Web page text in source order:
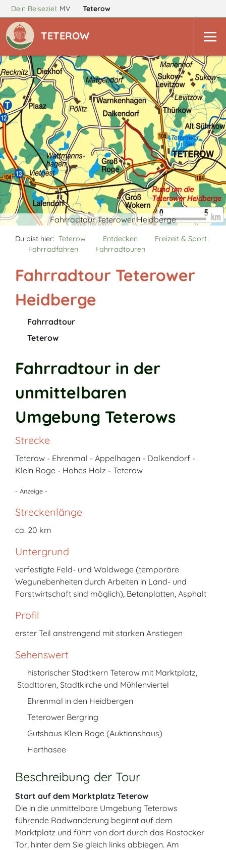
Dein Reiseziel: MV Teterow
TETEROW
Fahrradtour Teterower Heidberge
Du bist hier: Teterow Entdecken
Freizeit & Sport
Fahrradfahren
Fahrradtouren
Fahrradtour Teterower
Heidberge
Fahrradtour
Teterow
Fahrradtour in der
unmittelbaren
Umgebung Teterows
Strecke
Teterow - Ehrenmal - Appelhagen - Dalkendorf -
Klein Roge - Hohes Holz - Teterow
- Anzeige -
Streckenlänge
ca. 20 km
Untergrund
verfestigte Feld- und Waldwege (temporäre
Wegunebenheiten durch Arbeiten in Land- und
Forstwirtschaft sind möglich), Betonplatten, Asphalt
Profil
erster Teil anstrengend mit starken Anstiegen
Sehenswert
historischer Stadtkern Teterow mit Marktplatz,
Stadttoren, Stadtkirche und Mühlenviertel
Ehrenmal in den Heidbergen
Teterower Bergring
Gutshaus Klein Roge (Auktionshaus)
Herthasee
Beschreibung der Tour
Start auf dem Marktplatz Teterow
Die in die unmittelbare Umgebung Teterows
führende Radwanderung beginnt auf dem
Marktplatz und führt von dort durch das Rostocker
Tor, hinter dem Sie gleich links abbiegen. Am